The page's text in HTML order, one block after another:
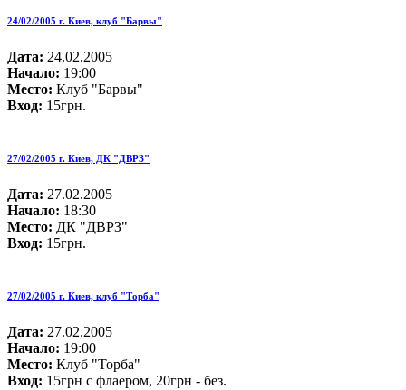
24/02/2005 г. Киев, клуб "Барвы"
Дата: 24.02.2005
Начало: 19:00
Место: Клуб "Барвы"
Вход: 15грн.
27/02/2005 г. Киев, ДК "ДВРЗ"
Дата: 27.02.2005
Начало: 18:30
Место: ДК "ДВРЗ"
Вход: 15грн.
27/02/2005 г. Киев, клуб "Торба"
Дата: 27.02.2005
Начало: 19:00
Место: Клуб "Торба"
Вход: 15грн с флаером, 20грн - без.